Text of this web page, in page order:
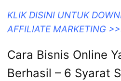
KLIK DISINI UNTUK
AFFILIATE MARKETING
Cara Bisnis Online
Berhasil – 6 Syarat